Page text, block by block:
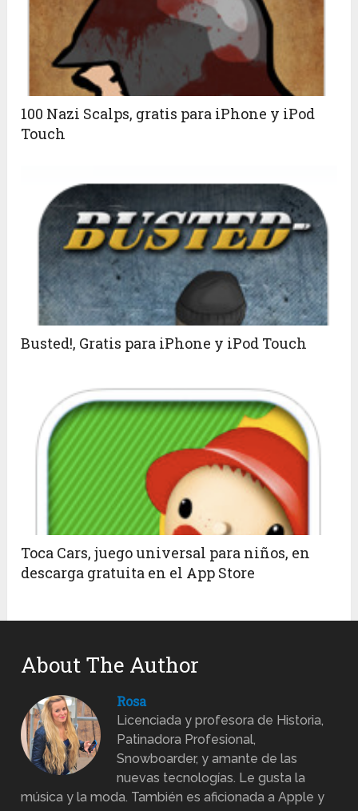
100 Nazi Scalps, gratis para iPhone y iPod
Touch
Busted!, Gratis para iPhone y iPod Touch
Toca Cars, juego universal para niños, en
descarga gratuita en el App Store
About The Author
Rosa
Licenciada y profesora de Historia,
Patinadora Profesional,
Snowboarder, y amante de las
nuevas tecnologías. Le gusta la
música y la moda. También es aficionada a Apple y